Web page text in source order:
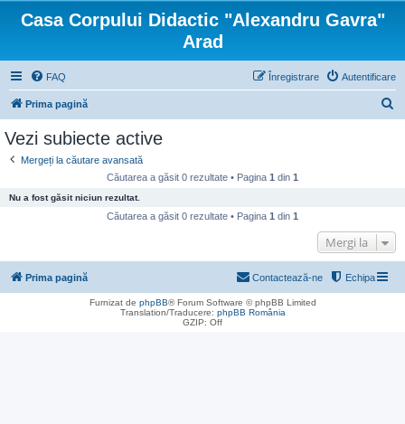
Casa Corpului Didactic "Alexandru Gavra"
Arad
FAQ Autentificare
Înregistrare
Prima pagină
e
Vezi subiecte active
Mergeți la căutare avansată
Căutarea a găsit 0 rezultate • Pagina 1 din 1
Nu a fost găsit niciun rezultat.
Căutarea a găsit 0 rezultate • Pagina 1 din 1
Mergi la
Prima pagină Echipa
Contactează-ne
Furnizat de phpBB® Forum Software © phpBB Limited
Translation/Traducere: phpBB România
GZIP: Off